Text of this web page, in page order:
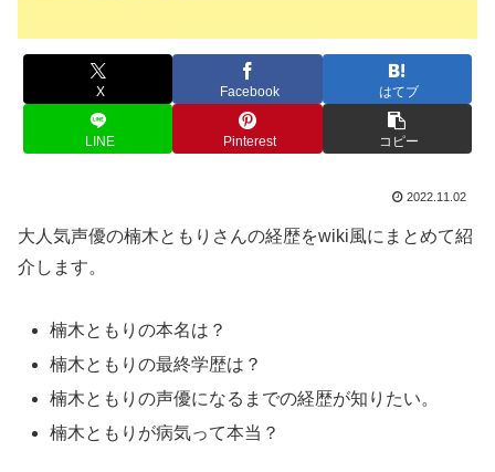
X Facebook はてブ
LINE Pinterest コピー
2022.11.02
大人気声優の楠木ともりさんの経歴をwiki風にまとめて紹
介します。
楠木ともりの本名は？
楠木ともりの最終学歴は？
楠木ともりの声優になるまでの経歴が知りたい。
楠木ともりが病気って本当？